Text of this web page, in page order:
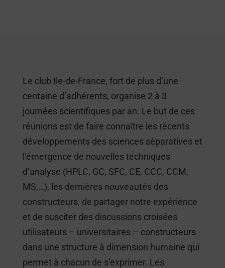
Le club Ile-de-France, fort de plus d’une
centaine d’adhérents, organise 2 à 3
journées scientifiques par an. Le but de ces
réunions est de faire connaître les récents
développements des sciences séparatives et
l’émergence de nouvelles techniques
d’analyse (HPLC, GC, SFC, CE, CCC, CCM,
MS,…), les dernières nouveautés des
constructeurs, de partager notre expérience
et de susciter des discussions croisées
utilisateurs – universitaires – constructeurs
dans une structure à dimension humaine qui
permet à chacun de s’exprimer. Les